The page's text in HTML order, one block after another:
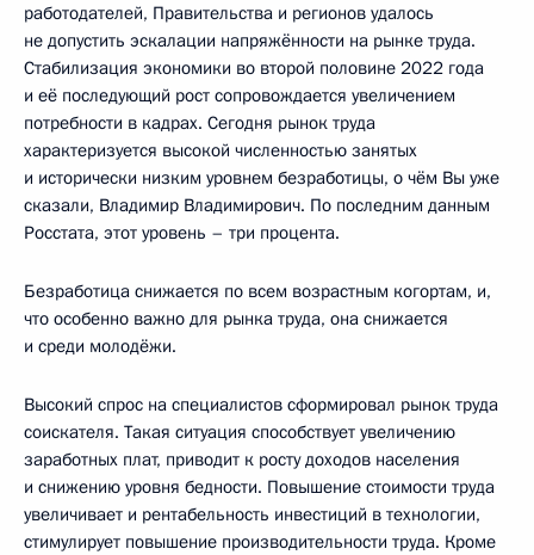
работодателей, Правительства и регионов удалось
не допустить эскалации напряжённости на рынке труда.
Стабилизация экономики во второй половине 2022 года
и её последующий рост сопровождается увеличением
потребности в кадрах. Сегодня рынок труда
характеризуется высокой численностью занятых
и исторически низким уровнем безработицы, о чём Вы уже
сказали, Владимир Владимирович. По последним данным
Росстата, этот уровень – три процента.
Безработица снижается по всем возрастным когортам, и,
что особенно важно для рынка труда, она снижается
и среди молодёжи.
Высокий спрос на специалистов сформировал рынок труда
соискателя. Такая ситуация способствует увеличению
заработных плат, приводит к росту доходов населения
и снижению уровня бедности. Повышение стоимости труда
увеличивает и рентабельность инвестиций в технологии,
стимулирует повышение производительности труда. Кроме